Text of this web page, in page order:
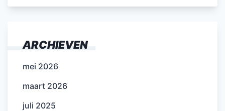
ARCHIEVEN
mei 2026
maart 2026
juli 2025